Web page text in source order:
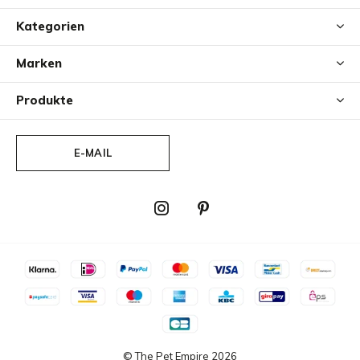
Größenübersicht
Die Volata Reisetasche für Hunde ist in einer Größe
erhältlich.
Kategorien
Marken
Produkte
E-MAIL
© The Pet Empire 2026